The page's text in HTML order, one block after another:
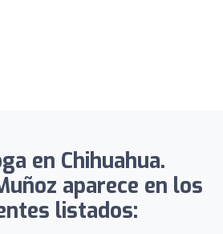
en Chihuahua.
aparece en los
listados: